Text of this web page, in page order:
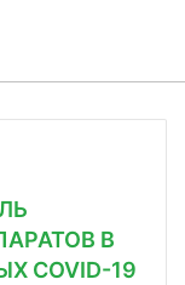
В
COVID-19